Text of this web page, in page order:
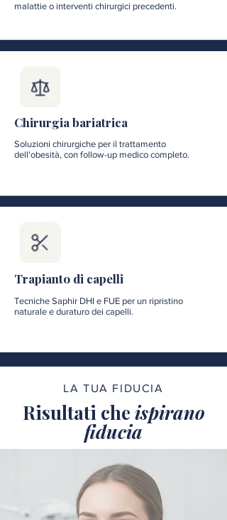
malattie o interventi chirurgici precedenti.
Chirurgia bariatrica
Soluzioni chirurgiche per il trattamento
dell'obesità, con follow-up medico completo.
Trapianto di capelli
Tecniche Saphir DHI e FUE per un ripristino
naturale e duraturo dei capelli.
LA TUA FIDUCIA
Risultati che ispirano
fiducia